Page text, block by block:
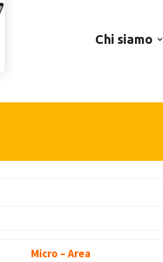
Chi siamo
Micro – Area